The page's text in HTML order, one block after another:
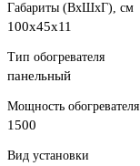
Габариты (ВхШхГ), см
100x45x11
Тип обогревателя
панельный
Мощность обогревателя
1500
Вид установки